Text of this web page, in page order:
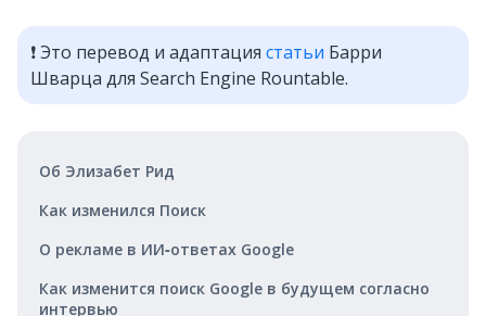
❗ Это перевод и адаптация статьи Барри
Шварца для Search Engine Rountable.
Об Элизабет Рид
Как изменился Поиск
О рекламе в ИИ‑ответах Google
Как изменится поиск Google в будущем согласно
интервью